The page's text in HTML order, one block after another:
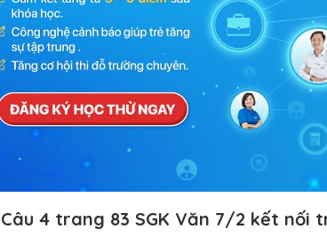
4 trang 83 SGK Văn 7/2 kết nối